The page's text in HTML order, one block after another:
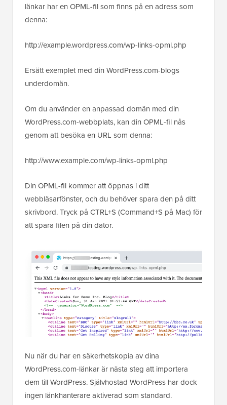
länkar har en OPML-fil som finns på en adress som
denna:
http://example.wordpress.com/wp-links-opml.php
Ersätt exemplet med din WordPress.com-blogs
underdomän.
Om du använder en anpassad domän med din
WordPress.com-webbplats, kan din OPML-fil nås
genom att besöka en URL som denna:
http://www.example.com/wp-links-opml.php
Din OPML-fil kommer att öppnas i ditt
webbläsarfönster, och du behöver spara den på ditt
skrivbord. Tryck på CTRL+S (Command+S på Mac) för
att spara filen på din dator.
Nu när du har en säkerhetskopia av dina
WordPress.com-länkar är nästa steg att importera
dem till WordPress. Självhostad WordPress har dock
ingen länkhanterare aktiverad som standard.